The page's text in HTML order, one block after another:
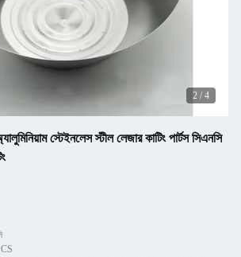
2 / 4
স্টেইনলেস স্টীল লেজার কাটিং পার্টস সিএনসি